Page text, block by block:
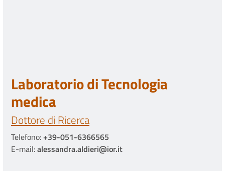
Laboratorio di Tecnologia
medica
Dottore di Ricerca
Telefono:+39-051-6366565
E-mail:alessandra.aldieri@ior.it